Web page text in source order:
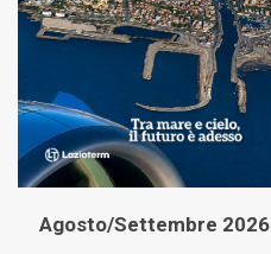
Agosto/Settembre 2026